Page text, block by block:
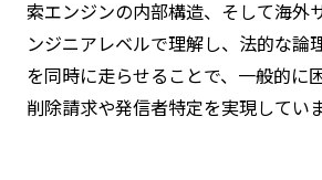
索エンジンの内部構造、そして海外
ンジニアレベルで理解し、法的な論
を同時に走らせることで、一般的に
削除請求や発信者特定を実現していま